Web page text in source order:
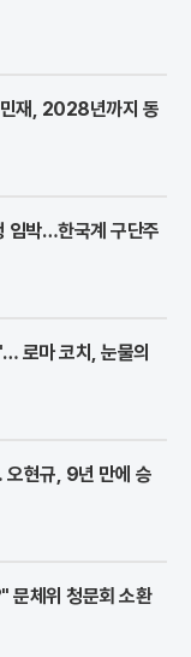
재, 2028년까지 동
임박…한국계 구단주
로마 코치, 눈물의
현규, 9년 만에 승
문체위 청문회 소환